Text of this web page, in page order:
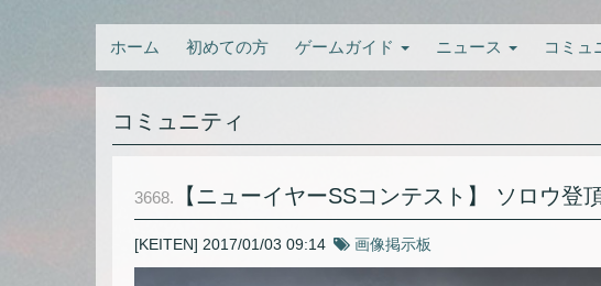
ホーム 初めての方 ゲームガイド ニュース コミュ
コミュニティ
3668. 【ニューイヤーSSコンテスト】 ソロウ登
[KEITEN] 2017/01/03 09:14 画像掲示板